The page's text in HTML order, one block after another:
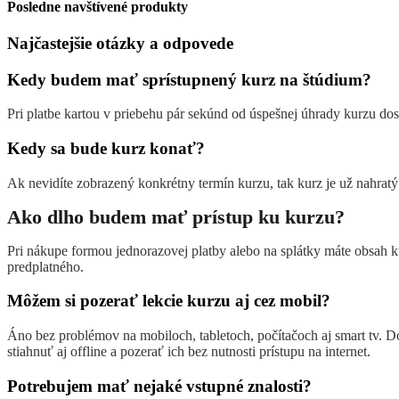
Posledne navštívené produkty
Najčastejšie otázky a odpovede
Kedy budem mať sprístupnený kurz na štúdium?
Pri platbe kartou v priebehu pár sekúnd od úspešnej úhrady kurzu
Kedy sa bude kurz konať?
Ak nevidíte zobrazený konkrétny termín kurzu, tak kurz je už
Ako dlho budem mať prístup ku kurzu?
Pri nákupe formou jednorazovej platby alebo na splátky máte
predplatného.
Môžem si pozerať lekcie kurzu aj cez mobil?
Áno bez problémov na mobiloch, tabletoch, počítačoch aj smart tv.
stiahnuť aj offline a pozerať ich bez nutnosti prístupu na internet.
Potrebujem mať nejaké vstupné znalosti?